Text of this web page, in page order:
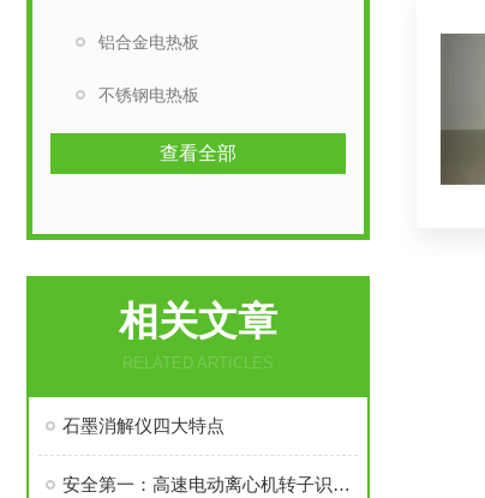
铝合金电热板
不锈钢电热板
查看全部
相关文章
RELATED ARTICLES
石墨消解仪四大特点
安全第一：高速电动离心机转子识别与不平衡保护系统详解